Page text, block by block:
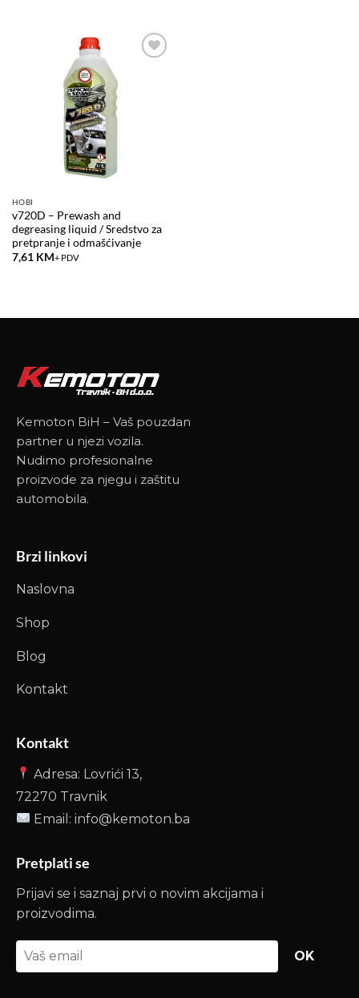
HOBI
v720D – Prewash and
degreasing liquid / Sredstvo za
pretpranje i odmašćivanje
7,61 KM+ PDV
Kemoton BiH – Vaš pouzdan
partner u njezi vozila.
Nudimo profesionalne
proizvode za njegu i zaštitu
automobila.
Brzi linkovi
Naslovna
Shop
Blog
Kontakt
Kontakt
Adresa: Lovrići 13,
72270 Travnik
Email: info@kemoton.ba
Pretplati se
Prijavi se i saznaj prvi o novim akcijama i
proizvodima.
OK